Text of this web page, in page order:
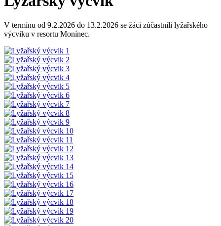
V termínu od 9.2.2026 do 13.2.2026 se žáci zúčastnili lyžařského
výcviku v resortu Monínec.